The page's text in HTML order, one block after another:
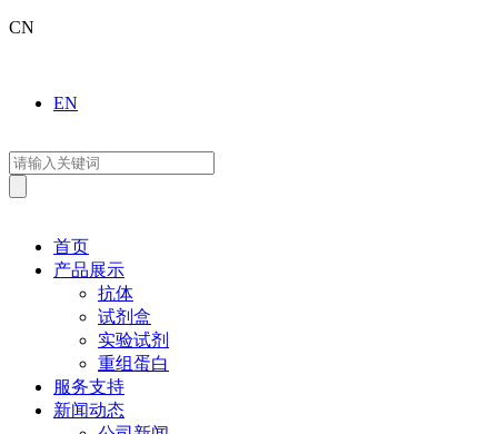
CN
EN
首页
产品展示
抗体
试剂盒
实验试剂
重组蛋白
服务支持
新闻动态